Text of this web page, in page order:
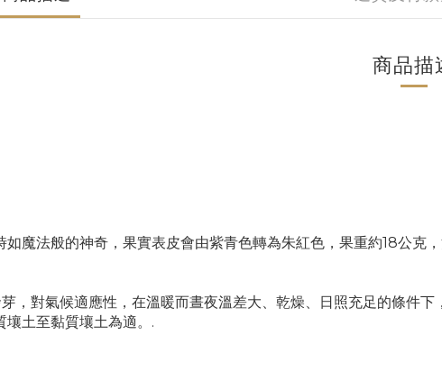
商品描
魔法般的神奇，果實表皮會由紫青色轉為朱紅色，果重約18公克
，對氣候適應性，在溫暖而晝夜溫差大、乾燥、日照充足的條件
土至黏質壤土為適。.